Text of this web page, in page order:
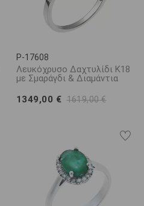
P-17608
Λευκόχρυσο Δαχτυλίδι Κ18
με Σμαράγδι & Διαμάντια
1349,00 € 1619,00 €